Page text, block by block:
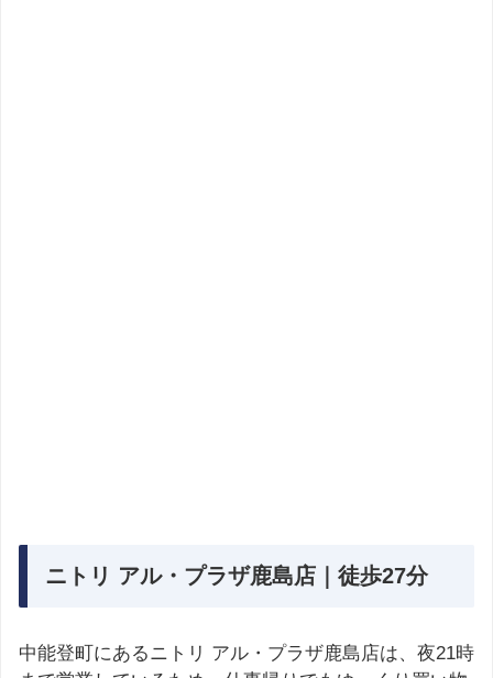
ニトリ アル・プラザ鹿島店｜徒歩27分
中能登町にあるニトリ アル・プラザ鹿島店は、夜21時